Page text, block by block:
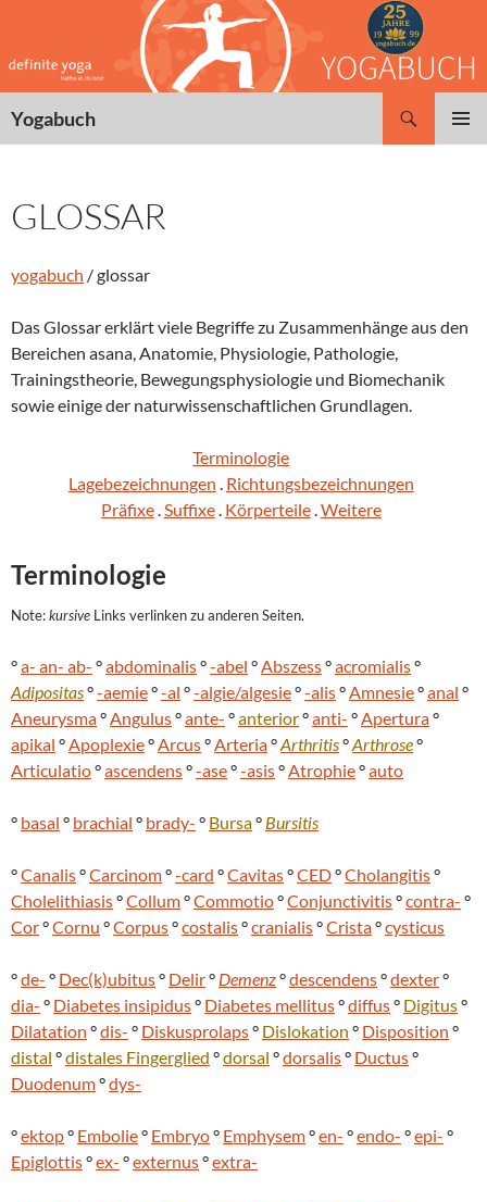
springen
Yogabuch
GLOSSAR
yogabuch / glossar
Das Glossar erklärt viele Begriffe zu Zusammenhänge aus den
Bereichen asana, Anatomie, Physiologie, Pathologie,
Trainingstheorie, Bewegungsphysiologie und Biomechanik
sowie einige der naturwissenschaftlichen Grundlagen.
Terminologie
Lagebezeichnungen . Richtungsbezeichnungen
Präfixe.Suffixe. Körperteile.Weitere
Terminologie
Note:kursive Links verlinken zu anderen Seiten.
°a- an- ab- °abdominalis°-abel °Abszess°acromialis°
Adipositas°-aemie°-al °-algie/algesie°-alis°Amnesie°anal °
Aneurysma°Angulus°ante- °anterior°anti- °Apertura°
apikal °Apoplexie°Arcus°Arteria°Arthritis°Arthrose°
Articulatio°ascendens°-ase°-asis°Atrophie°auto
° basal ° brachial ° brady- ° Bursa° Bursitis
°Canalis°Carcinom°-card °Cavitas°CED°Cholangitis°
Cholelithiasis°Collum°Commotio°Conjunctivitis°contra- °
Cor°Cornu °Corpus°costalis°cranialis°Crista°cysticus
°de- ° Dec(k)ubitus° Delir° Demenz°descendens°dexter°
dia- ° Diabetes insipidus° Diabetes mellitus°diffus° Digitus°
Dilatation °dis- ° Diskusprolaps° Dislokation ° Disposition °
distal °distales Fingerglied °dorsal °dorsalis° Ductus°
Duodenum°dys-
°ektop° Embolie° Embryo° Emphysem°en- °endo- °epi- °
Epiglottis°ex- °externus°extra-